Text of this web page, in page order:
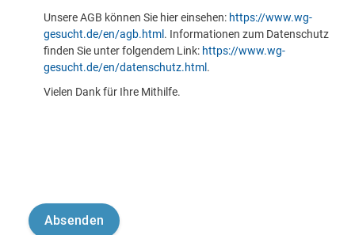
Unsere AGB können Sie hier einsehen: https://www.wg-
gesucht.de/en/agb.html . Informationen zum Datenschutz
finden Sie unter folgendem Link: https://www.wg-
gesucht.de/en/datenschutz.html .
Vielen Dank für Ihre Mithilfe.